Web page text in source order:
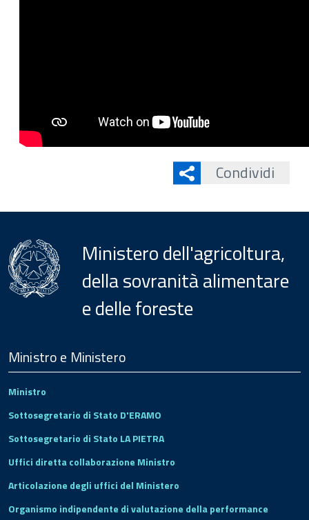
Condividi
Ministero dell'agricoltura,
della sovranità alimentare
e delle foreste
Footer
Ministro e Ministero
Ministro
Sottosegretario di Stato D'ERAMO
Sottosegretario di Stato LA PIETRA
Uffici diretta collaborazione Ministro
Articolazione degli uffici del Ministero
Organismo indipendente di valutazione della performance